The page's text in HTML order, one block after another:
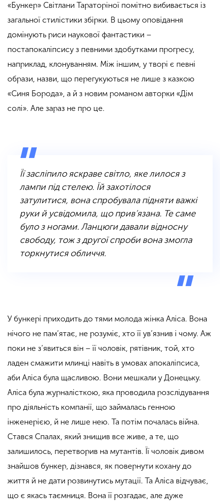
«Бункер» Світлани Тараторіної помітно вибивається із
загальної стилістики збірки. В цьому оповідання
домінують риси наукової фантастики –
постапокаліпсису з певними здобутками прогресу,
наприклад, клонуванням. Між іншим, у творі є певні
образи, назви, що перегукуються не лише з казкою
«Синя Борода», а й з новим романом авторки «Дім
солі». Але зараз не про це.
Її засліпило яскраве світло, яке лилося з
лампи під стелею. Їй захотілося
затулитися, вона спробувала підняти важкі
руки й усвідомила, що прив’язана. Те саме
було з ногами. Ланцюги давали відносну
свободу, тож з другої спроби вона змогла
торкнутися обличчя.
У бункері приходить до тями молода жінка Аліса. Вона
нічого не пам’ятає, не розуміє, хто її ув’язнив і чому. Аж
поки не з’явиться він – її чоловік, рятівник, той, хто
ладен смажити млинці навіть в умовах апокаліпсиса,
аби Аліса була щасливою. Вони мешкали у Донецьку.
Аліса була журналісткою, яка проводила розслідування
про діяльність компанії, що займалась генною
інженерією, й не лише нею. Та потім почалась війна.
Стався Спалах, який знищив все живе, а те, що
залишилось, перетворив на мутантів. Її чоловік дивом
знайшов бункер, дізнався, як повернути кохану до
життя й не дати розвинутись мутації. Та Аліса відчуває,
що є якась таємниця. Вона її розгадає, але дуже